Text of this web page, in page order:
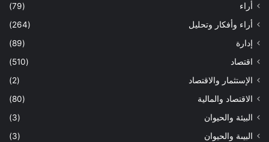
أراء
(79)
أراء وأفكار وتحليل
(264)
إدارة
(89)
اقتصاد
(510)
الإستثمار والاقتصاد
(2)
الاقتصاد والمالية
(80)
البيئة والحيوان
(3)
البيىة والحيوان
(3)